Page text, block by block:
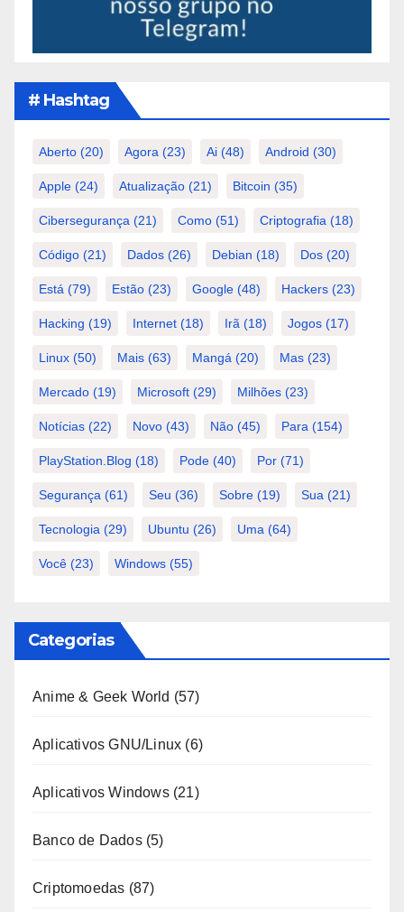
# Hashtag
Aberto (20) Agora (23) Ai (48) Android (30)
Apple (24) Atualização (21) Bitcoin (35)
Cibersegurança (21) Como (51) Criptografia (18)
Código (21) Dados (26) Debian (18) Dos (20)
Está (79) Estão (23) Google (48) Hackers (23)
Hacking (19) Internet (18) Irã (18) Jogos (17)
Linux (50) Mais (63) Mangá (20) Mas (23)
Mercado (19) Microsoft (29) Milhões (23)
Notícias (22) Novo (43) Não (45) Para (154)
PlayStation.Blog (18) Pode (40) Por (71)
Segurança (61) Seu (36) Sobre (19) Sua (21)
Tecnologia (29) Ubuntu (26) Uma (64)
Você (23) Windows (55)
Categorias
Anime & Geek World (57)
Aplicativos GNU/Linux (6)
Aplicativos Windows(21)
Banco de Dados(5)
Criptomoedas (87)